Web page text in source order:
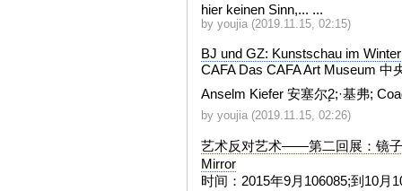
hier keinen Sinn,... ...
by youjia (2019.11.15, 02:15)
BJ und GZ: Kunstschau im
CAFA Das CAFA Art Museum 中
Anselm Kiefer 安塞尔ࣺ2;·基弗;
by youjia (2019.11.15, 02:26)
艺术反对艺术——第二回展：镜子
Mirror
时间：2015年9月106085;到10月